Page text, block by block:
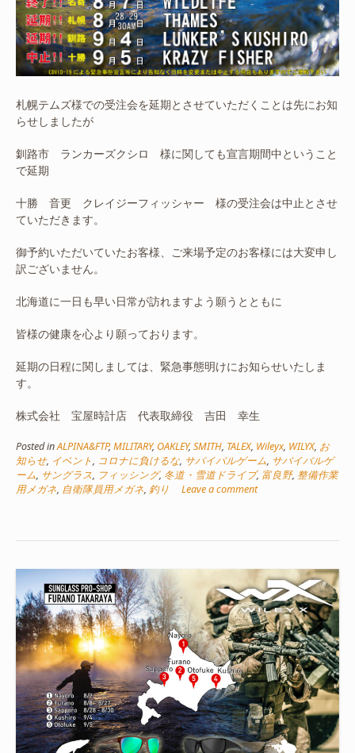
札幌テムズ様での受注会を延期とさせていただくことは先にお知
らせしましたが
釧路市 ランカーズクシロ 様に関しても宣言期間中ということ
で延期
十勝 音更 クレイジーフィッシャー 様の受注会は中止とさせ
ていただきます。
御予約いただいていたお客様、ご来場予定のお客様には大変申し
訳ございません。
北海道に一日も早い日常が訪れますよう願うとともに
皆様の健康を心より願っております。
延期の日程に関しましては、緊急事態明けにお知らせいたしま
す。
株式会社 宝屋時計店 代表取締役 吉田 幸生
Posted inALPINA&FTP, MILITARY, OAKLEY,SMITH, TALEX, Wileyx, WILYX, お
知らせ, イベント, コロナに負けるな, サバイバルゲーム, サバイバルゲ
ーム, サングラス, フィッシング, 冬道・雪道ドライブ, 富良野, 整備作業
用メガネ, 自衛隊員用メガネ, 釣り Leave a comment